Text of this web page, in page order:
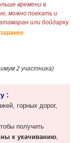
времени в
можно поехать и
или бойдарку.
2 участника)
:
горных дорог,
получить
к укачиванию,